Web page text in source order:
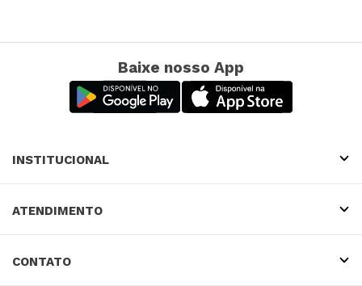
Baixe nosso App
INSTITUCIONAL
ATENDIMENTO
CONTATO